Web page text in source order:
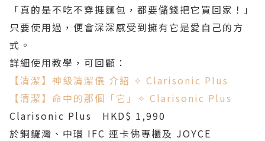
「真的是不吃不穿捱麵包，都要儲錢把它買回家！」
只要使用過，便會深深感受到擁有它是愛自己的方
式。
詳細使用教學，可回顧：
【清潔】神級清潔儀 介紹 ✧ Clarisonic Plus
【清潔】命中的那個「它」✧ Clarisonic Plus
Clarisonic Plus HKD$ 1,990
於銅鑼灣、中環 IFC 連卡佛專櫃及 JOYCE